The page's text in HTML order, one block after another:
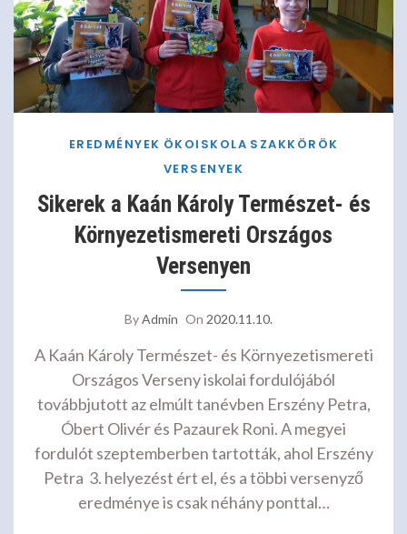
EREDMÉNYEK ÖKOISKOLA SZAKKÖRÖK
VERSENYEK
Sikerek a Kaán Károly Természet- és
Környezetismereti Országos
Versenyen
ByAdmin On 2020.11.10.
A Kaán Károly Természet- és Környezetismereti
Országos Verseny iskolai fordulójából
továbbjutott az elmúlt tanévben Erszény Petra,
Óbert Olivér és Pazaurek Roni. A megyei
fordulót szeptemberben tartották, ahol Erszény
Petra 3. helyezést ért el, és a többi versenyző
eredménye is csak néhány ponttal…